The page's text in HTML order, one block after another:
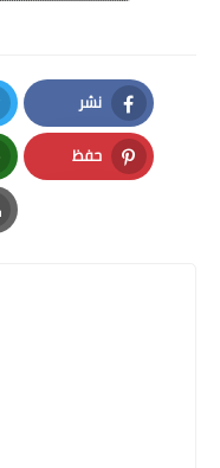
نشر
Facebook
حفظ
Pinterest